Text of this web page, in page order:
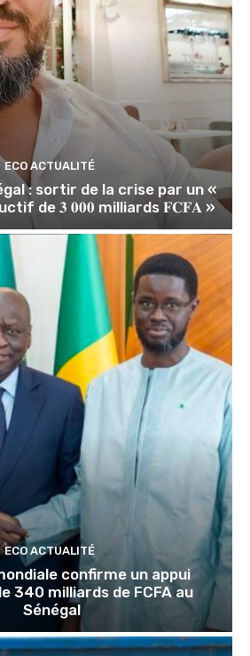
ECO ACTUALITÉ
: sortir de la crise par un «
de 𝟑 𝟎𝟎𝟎 milliards 𝐅𝐂𝐅𝐀 »
ECO ACTUALITÉ
confirme un appui
340 milliards de FCFA au
Sénégal